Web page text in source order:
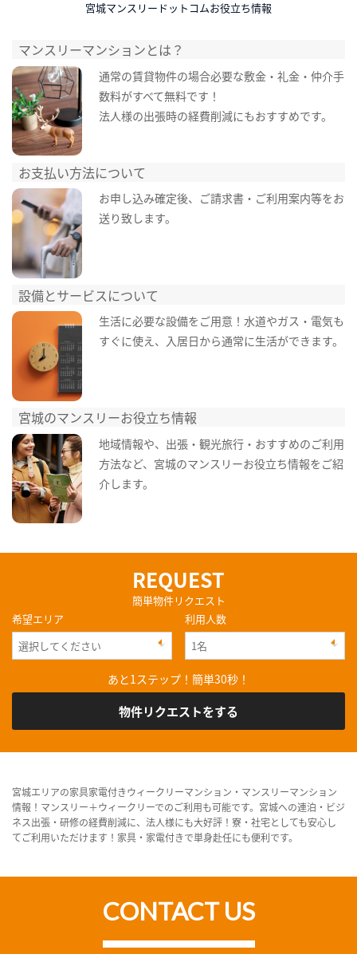
宮城マンスリードットコムお役立ち情報
マンスリーマンションとは？
通常の賃貸物件の場合必要な敷金・礼金・仲介手
数料がすべて無料です！
法人様の出張時の経費削減にもおすすめです。
お支払い方法について
お申し込み確定後、ご請求書・ご利用案内等をお
送り致します。
設備とサービスについて
生活に必要な設備をご用意！水道やガス・電気も
すぐに使え、入居日から通常に生活ができます。
宮城のマンスリーお役立ち情報
地域情報や、出張・観光旅行・おすすめのご利用
方法など、宮城のマンスリーお役立ち情報をご紹
介します。
REQUEST
簡単物件リクエスト
希望エリア
利用人数
あと1ステップ！簡単30秒！
物件リクエストをする
宮城エリアの家具家電付きウィークリーマンション・マンスリーマンション
情報！マンスリー＋ウィークリーでのご利用も可能です。宮城への連泊・ビジ
ネス出張・研修の経費削減に、法人様にも大好評！寮・社宅としても安心し
てご利用いただけます！家具・家電付きで単身赴任にも便利です。
CONTACT US